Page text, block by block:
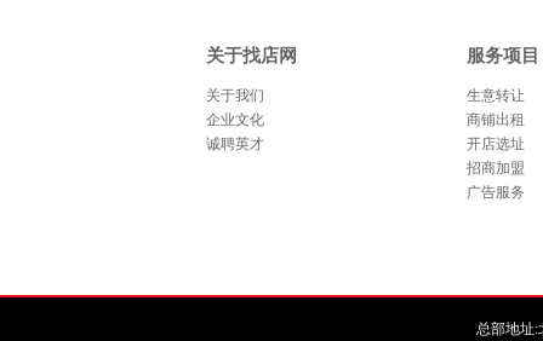
关于找店网
关于我们
企业文化
诚聘英才
服务项目
生意转让
商铺出租
开店选址
招商加盟
广告服务
总部地址: